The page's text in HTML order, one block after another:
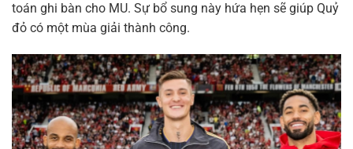
toán ghi bàn cho MU. Sự bổ sung này hứa hẹn sẽ giúp Quỷ
đỏ có một mùa giải thành công.